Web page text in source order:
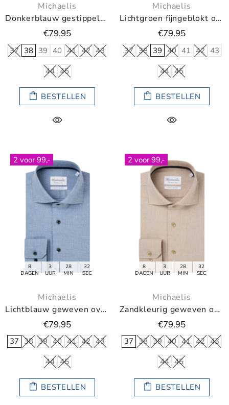
Michaelis
Donkerblauw gestippeld overhemd met donkere knopen
€79.95
37 38 39 40 41 42 43
44 45
BESTELLEN
Michaelis
Lichtgroen fijngeblokt overhemd met lichte knopen
€79.95
37 38 39 40 41 42 43
44 45
BESTELLEN
2 voor 99,-
8
DAGEN
3
UUR
28
MIN
31
SEC
Michaelis
Lichtblauw geweven overhemd met donkere knopen
€79.95
37 38 39 40 41 42 43
44 45
BESTELLEN
2 voor 99,-
8
DAGEN
3
UUR
28
MIN
31
SEC
Michaelis
Zandkleurig geweven overhemd met lichte knopen
€79.95
37 38 39 40 41 42 43
44 45
BESTELLEN